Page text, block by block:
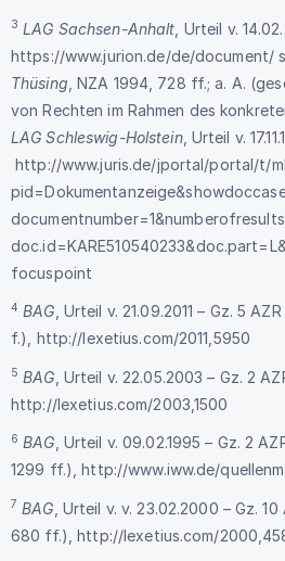
3 LAG Sachsen-Anhalt , Urteil v.
https://www.jurion.de/de/document/
Thüsing , NZA 1994, 728 ff.; a. A.
von Rechten im Rahmen des
LAG Schleswig-Holstein, Urteil v.
http://www.juris.de/jportal/portal/t/
focuspoint
4 BAG , Urteil v. 21.09.2011 – Gz. 5
f.), http://lexetius.com/2011,5950
5 BAG , Urteil v. 22.05.2003 – Gz. 2
http://lexetius.com/2003,1500
6 BAG , Urteil v. 09.02.1995 – Gz. 2
1299 ff.),http://www.iww.de/
7 BAG , Urteil v. v. 23.02.2000 – Gz.
680 ff.),http://lexetius.com/